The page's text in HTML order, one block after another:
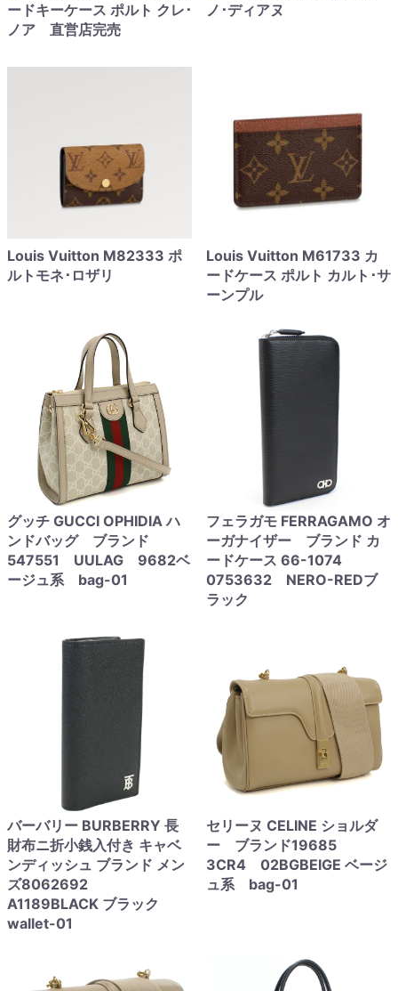
ードキーケース ポルト クレ･
ノア 直営店完売
ノ･ディアヌ
Louis Vuitton M82333 ポ
ルトモネ･ロザリ
Louis Vuitton M61733 カ
ードケース ポルト カルト･サ
ーンプル
グッチ GUCCI OPHIDIA ハ
ンドバッグ ブランド
547551 UULAG 9682ベ
ージュ系 bag-01
フェラガモ FERRAGAMO オ
ーガナイザー ブランド カ
ードケース 66-1074
0753632 NERO-REDブ
ラック
バーバリー BURBERRY 長
財布ニ折小銭入付き キャベ
ンディッシュ ブランド メン
ズ8062692
A1189BLACK ブラック
wallet-01
セリーヌ CELINE ショルダ
ー ブランド19685
3CR4 02BGBEIGE ベージ
ュ系 bag-01